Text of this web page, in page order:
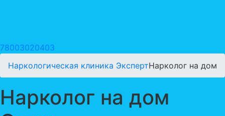
78003020403
Наркологическая клиника ЭкспертНарколог на дом
Нарколог на дом